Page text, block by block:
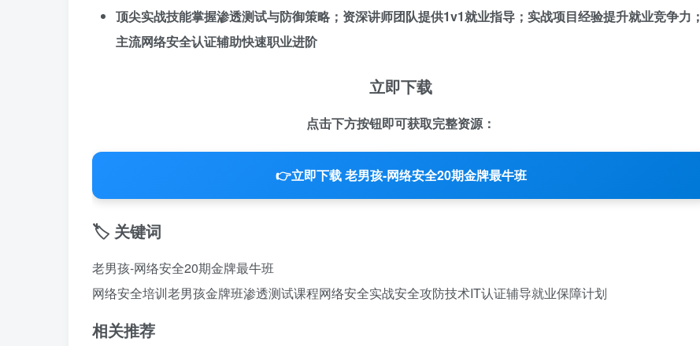
顶尖实战技能掌握渗透测试与防御策略；资深讲师团队提供1v1就业指导；实战项目经验提升就业竞争力；
主流网络安全认证辅助快速职业进阶
立即下载
点击下方按钮即可获取完整资源：
👉立即下载 老男孩-网络安全20期金牌最牛班
🏷️ 关键词
老男孩-网络安全20期金牌最牛班
网络安全培训老男孩金牌班渗透测试课程网络安全实战安全攻防技术IT认证辅导就业保障计划
相关推荐